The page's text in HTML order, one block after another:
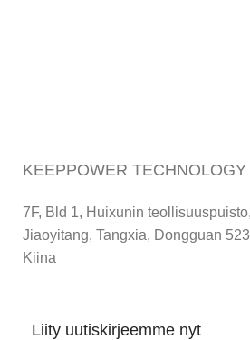
KEEPPOWER
7F, Bld 1, Huixunin
Jiaoyitang, Tangxia, Dongguan
Kiina
Liity uutiskirjeemme nyt